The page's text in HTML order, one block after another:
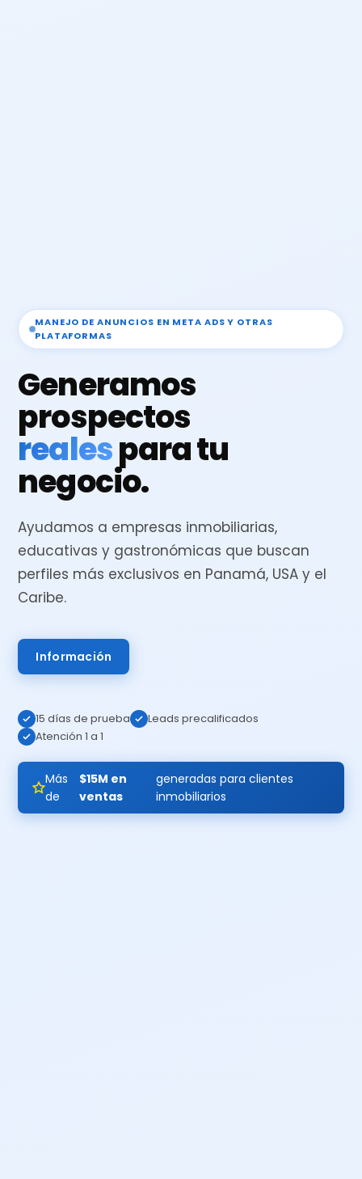
MANEJO DE ANUNCIOS EN META ADS Y OTRAS
PLATAFORMAS
Generamos
prospectos
realespara tu
negocio.
Ayudamos a empresas inmobiliarias,
educativas y gastronómicas que buscan
perfiles más exclusivos en Panamá, USA y el
Caribe.
Información
15 días de prueba
Leads precalificados
Atención 1 a 1
Más
de
$15M en
ventas
generadas para clientes
inmobiliarios